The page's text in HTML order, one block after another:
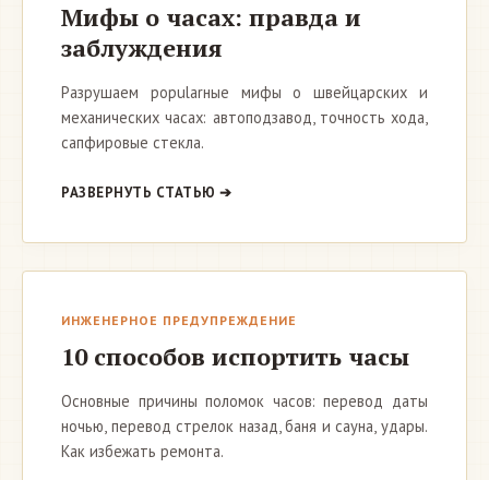
Мифы о часах: правда и
заблуждения
Разрушаем popularные мифы о швейцарских и
механических часах: автоподзавод, точность хода,
сапфировые стекла.
РАЗВЕРНУТЬ СТАТЬЮ ➔
ИНЖЕНЕРНОЕ ПРЕДУПРЕЖДЕНИЕ
10 способов испортить часы
Основные причины поломок часов: перевод даты
ночью, перевод стрелок назад, баня и сауна, удары.
Как избежать ремонта.